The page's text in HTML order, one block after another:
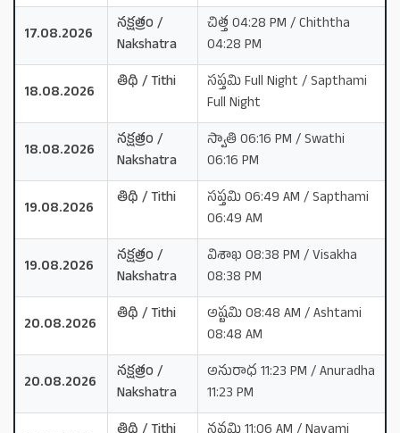
17.08.2026
నక్షత్రం /
Nakshatra
చిత్త 04:28 PM / Chiththa
04:28 PM
18.08.2026
తిథి / Tithi
సప్తమి Full Night / Sapthami
Full Night
18.08.2026
నక్షత్రం /
Nakshatra
స్వాతి 06:16 PM / Swathi
06:16 PM
19.08.2026
తిథి / Tithi
సప్తమి 06:49 AM / Sapthami
06:49 AM
19.08.2026
నక్షత్రం /
Nakshatra
విశాఖ 08:38 PM / Visakha
08:38 PM
20.08.2026
తిథి / Tithi
అష్టమి 08:48 AM / Ashtami
08:48 AM
20.08.2026
నక్షత్రం /
Nakshatra
అనురాధ 11:23 PM / Anuradha
11:23 PM